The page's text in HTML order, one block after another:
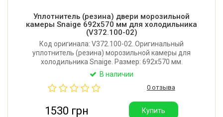
Уплотнитель (резина) двери морозильной
камеры Snaige 692x570 мм для холодильника
(V372.100-02)
Код оригинала: V372.100-02. Оригинальный
уплотнитель (резина) морозильной камеры для
холодильника Snaige. Размер: 692x570 мм.
Крепление: в паз. Производитель: Литва.
В наличии
0 отзыва
1530 грн Купить